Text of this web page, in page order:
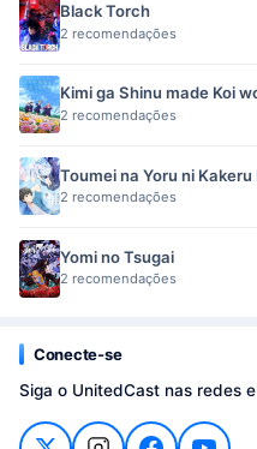
Black Torch
2 recomendações
Kimi ga Shinu made Koi
2 recomendações
Toumei na Yoru ni
2 recomendações
Yomi no Tsugai
2 recomendações
Conecte-se
Siga o UnitedCast nas redes